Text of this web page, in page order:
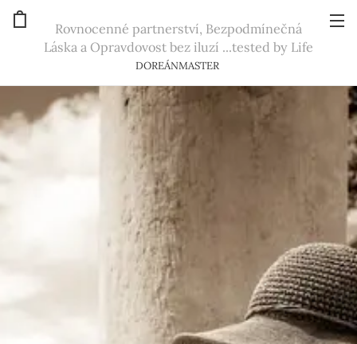
Rovnocenné partnerství, Bezpodmínečná
Láska a Opravdovost bez iluzí ...tested by Life
DOREÁNMASTER